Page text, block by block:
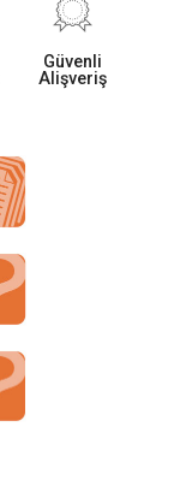
Güvenli
Alişveriş